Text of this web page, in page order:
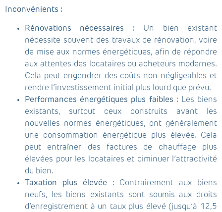
Inconvénients :
Rénovations nécessaires : Un bien existant
nécessite souvent des travaux de rénovation, voire
de mise aux normes énergétiques, afin de répondre
aux attentes des locataires ou acheteurs modernes.
Cela peut engendrer des coûts non négligeables et
rendre l’investissement initial plus lourd que prévu.
Performances énergétiques plus faibles : Les biens
existants, surtout ceux construits avant les
nouvelles normes énergétiques, ont généralement
une consommation énergétique plus élevée. Cela
peut entraîner des factures de chauffage plus
élevées pour les locataires et diminuer l’attractivité
du bien.
Taxation plus élevée : Contrairement aux biens
neufs, les biens existants sont soumis aux droits
d’enregistrement à un taux plus élevé (jusqu’à 12,5